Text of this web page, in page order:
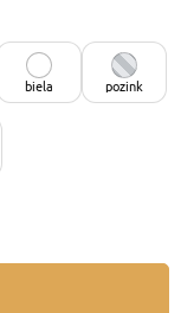
biela pozink